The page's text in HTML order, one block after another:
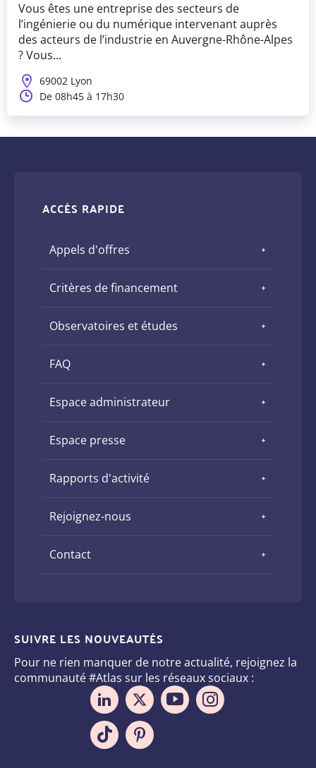
Vous êtes une entreprise des secteurs de
l’ingénierie ou du numérique intervenant auprès
des acteurs de l’industrie en Auvergne-Rhône-Alpes
? Vous...
69002 Lyon
De 08h45 à 17h30
ACCÈS RAPIDE
Appels d'offres
Critères de financement
Observatoires et études
FAQ
Espace administrateur
Espace presse
Rapports d'activité
Rejoignez-nous
Contact
SUIVRE LES NOUVEAUTÉS
Pour ne rien manquer de notre actualité, rejoignez la
communauté #Atlas sur les réseaux sociaux :